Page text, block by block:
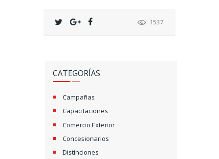
1537
CATEGORÍAS
Campañas
Capacitaciones
Comercio Exterior
Concesionarios
Distinciones